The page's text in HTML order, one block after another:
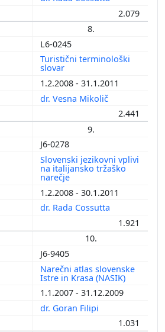
2.079
8.
L6-0245
Turistični terminološki
slovar
1.2.2008 - 31.1.2011
dr. Vesna Mikolič
2.441
9.
J6-0278
Slovenski jezikovni vplivi
na italijansko tržaško
narečje
1.2.2008 - 30.1.2011
dr. Rada Cossutta
1.921
10.
J6-9405
Narečni atlas slovenske
Istre in Krasa (NASIK)
1.1.2007 - 31.12.2009
dr. Goran Filipi
1.031